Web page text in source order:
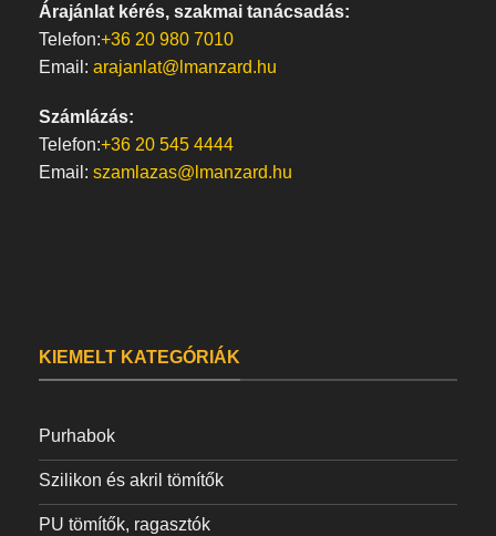
Árajánlat kérés, szakmai tanácsadás:
Telefon:+36 20 980 7010
Email: arajanlat@lmanzard.hu
Számlázás:
Telefon:+36 20 545 4444
Email: szamlazas@lmanzard.hu
KIEMELT KATEGÓRIÁK
Purhabok
Szilikon és akril tömítők
PU tömítők, ragasztók